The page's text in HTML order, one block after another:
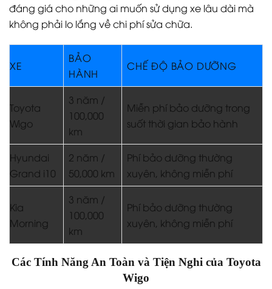
đáng giá cho những ai muốn sử dụng xe lâu dài mà
không phải lo lắng về chi phí sửa chữa.
XE
BẢO
HÀNH
CHẾ ĐỘ BẢO DƯỠNG
Toyota
Wigo
3 năm /
100,000
km
Miễn phí bảo dưỡng trong
suốt thời gian bảo hành
Hyundai
Grand i10
2 năm /
50,000 km
Phí bảo dưỡng thường
xuyên, không miễn phí
Kia
Morning
3 năm /
100,000
km
Phí bảo dưỡng thường
xuyên, không miễn phí
Các Tính Năng An Toàn và Tiện Nghi của Toyota
Wigo